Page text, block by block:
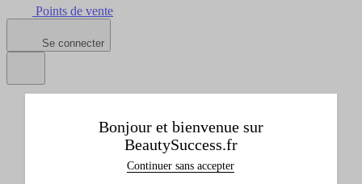
Points de vente
Se connecter
Afficher le sous-menu de Tous les produits
Idées cadeaux
Afficher le sous-menu de Idées cadeaux
Bonjour et bienvenue sur
BeautySuccess.fr
Continuer sans accepter